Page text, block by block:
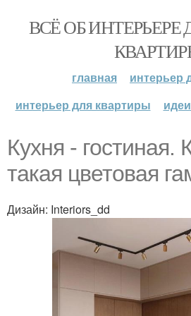
ВСЁ ОБ
главная
интерьер
интерьер для квартиры
Кухня - гостиная.
такая цветовая
Дизайн: Interiors_dd